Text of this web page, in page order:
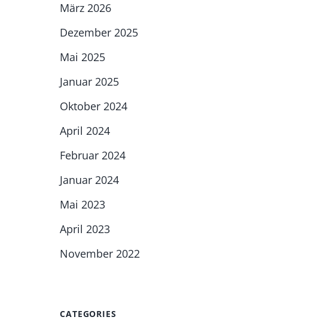
März 2026
Dezember 2025
Mai 2025
Januar 2025
Oktober 2024
April 2024
Februar 2024
Januar 2024
Mai 2023
April 2023
November 2022
CATEGORIES